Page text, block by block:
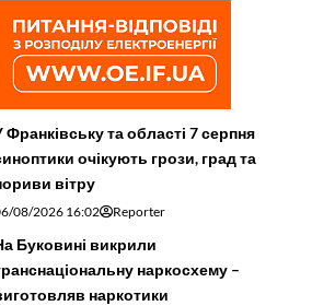
Франківську та області 7 серпня
очікують грози, град та
вітру
08/2026 16:02 Reporter
Буковині викрили
наркосхему –
наркотики